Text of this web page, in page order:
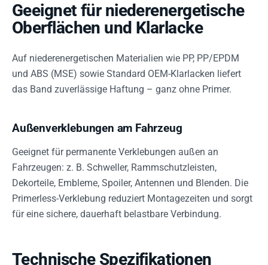
Geeignet für niederenergetische
Oberflächen und Klarlacke
Auf niederenergetischen Materialien wie PP, PP/EPDM
und ABS (MSE) sowie Standard OEM-Klarlacken liefert
das Band zuverlässige Haftung – ganz ohne Primer.
Außenverklebungen am Fahrzeug
Geeignet für permanente Verklebungen außen an
Fahrzeugen: z. B. Schweller, Rammschutzleisten,
Dekorteile, Embleme, Spoiler, Antennen und Blenden. Die
Primerless-Verklebung reduziert Montagezeiten und sorgt
für eine sichere, dauerhaft belastbare Verbindung.
Technische Spezifikationen